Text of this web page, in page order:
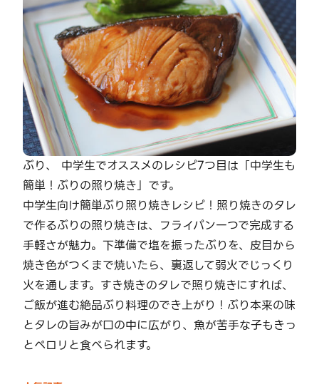
ぶり、 中学生でオススメのレシピ7つ目は「中学生も
簡単！ぶりの照り焼き」です。
中学生向け簡単ぶり照り焼きレシピ！照り焼きのタレ
で作るぶりの照り焼きは、フライパン一つで完成する
手軽さが魅力。下準備で塩を振ったぶりを、皮目から
焼き色がつくまで焼いたら、裏返して弱火でじっくり
火を通します。すき焼きのタレで照り焼きにすれば、
ご飯が進む絶品ぶり料理のでき上がり！ぶり本来の味
とタレの旨みが口の中に広がり、魚が苦手な子もきっ
とペロリと食べられます。